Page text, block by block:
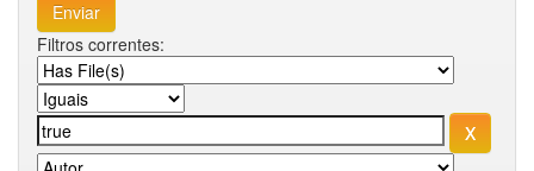
Filtros correntes: